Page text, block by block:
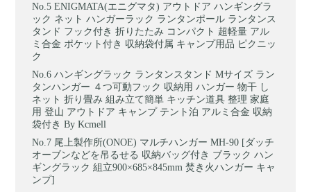
ENIGMATA(エニグマタ) アウトドア ハンギングラ
ック ネット ハンガーラック ランタンポール ランタンス
タンド フック付き 折りたたみ コンパクト 超軽量 アル
ミ合金 ポケット付き 収納袋付属 キャンプ用品 ピクニッ
ク
ハンギングラック ランタンスタンド Mサイズ ラン
タンハンガー ４つ可動フック 収納用 ハンガー 物干 し
ネット 折り畳み 組み立て簡単 キッチン道具 整理 家庭
用 登山 アウトドア キャンプ テント泊 アルミ合金 収納
袋付き By Kcmell
尾上製作所(ONOE) マルチハンガー MH-90 [ダッチ
オーブンなどを吊るせる 収納バッグ付き ブラック ハン
ギングラック 組立900×685×845mm 焚き火ハンガー キャ
ンプ]